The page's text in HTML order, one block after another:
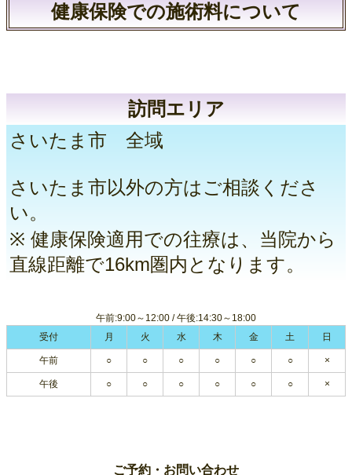
健康保険での施術料について
訪問エリア
さいたま市 全域
さいたま市以外の方はご相談くださ
い。
※ 健康保険適用での往療は、当院から
直線距離で16km圏内となります。
午前:9:00～12:00 / 午後:14:30～18:00
受付
月 火 水 木 金 土 日
午前 ○ ○ ○ ○ ○ ○ ×
午後 ○ ○ ○ ○ ○ ○ ×
ご予約・お問い合わせ